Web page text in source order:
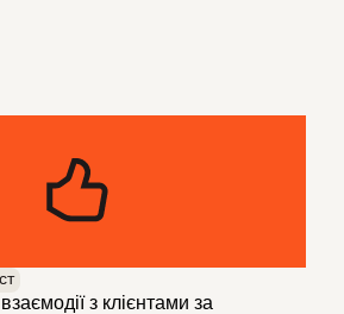
з клієнтами за